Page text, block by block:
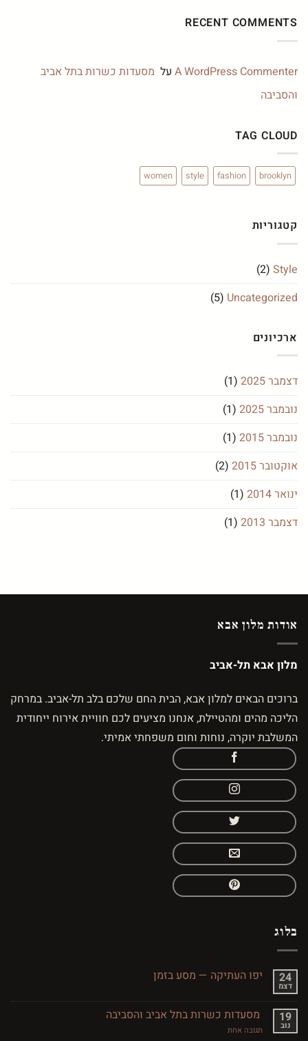
לכל
הגילאים
וקניות
בתל
פוגשת
טרנד
RECENT COMMENTS
A WordPress Commenter על מסעדות כשרות בתל אביב
והסביבה
TAG CLOUD
brooklyn
fashion
style
women
קטגוריות
Style
(2)
Uncategorized
(5)
ארכיונים
דצמבר 2025
(1)
נובמבר 2025
(1)
נובמבר 2015
(1)
אוקטובר 2015
(2)
ינואר 2014
(1)
דצמבר 2013
(1)
אודות מלון אבא
מלון אבא תל-אביב
ברוכים הבאים למלון אבא, הבית החם שלכם בלב תל-אביב. במרחק
הליכה מהים ומהטיילת, אנחנו מציעים לכם חוויית אירוח ייחודית
המשלבת יוקרה, נוחות וחום משפחתי אמיתי.
בלוג
24
דצמ
יפו העתיקה — מסע בזמן
יפו
העתיקה
—
19
נוב
מסעדות כשרות בתל אביב והסביבה
תגובה אחתעל